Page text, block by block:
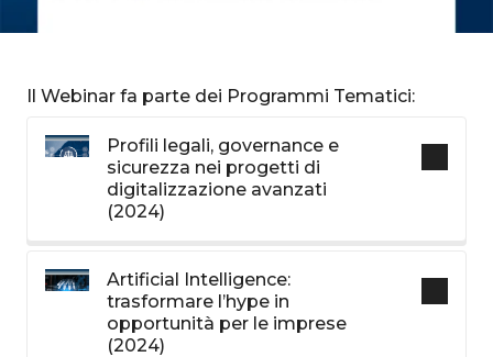
Il Webinar fa parte dei Programmi Tematici:
Profili legali, governance e
sicurezza nei progetti di
digitalizzazione avanzati
(2024)
Artificial Intelligence:
trasformare l’hype in
opportunità per le imprese
(2024)